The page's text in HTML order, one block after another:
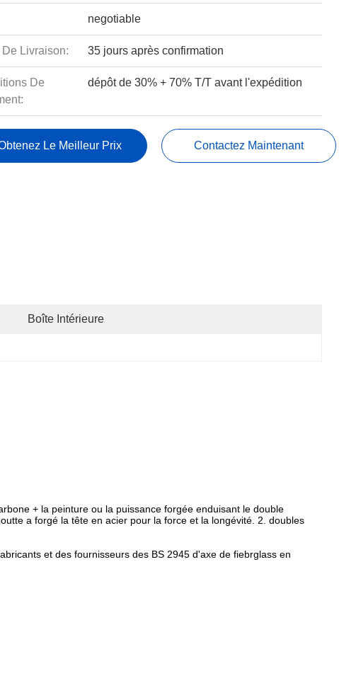
negotiable
De Livraison: 35 jours après confirmation
De
dépôt de 30% + 70% T/T avant l'expédition
Le Meilleur Prix Contactez Maintenant
Boîte Intérieure
+ la peinture ou la puissance forgée enduisant le double
a forgé la tête en acier pour la force et la longévité. 2. doubles
et des fournisseurs des BS 2945 d'axe de fiebrglass en